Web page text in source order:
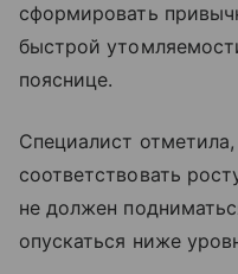
сформировать
быстрой
пояснице.
Специалист
соответствовать
не должен
опускаться ниже